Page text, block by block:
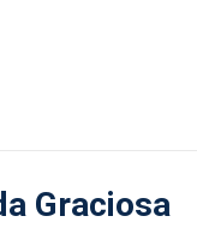
Graciosa